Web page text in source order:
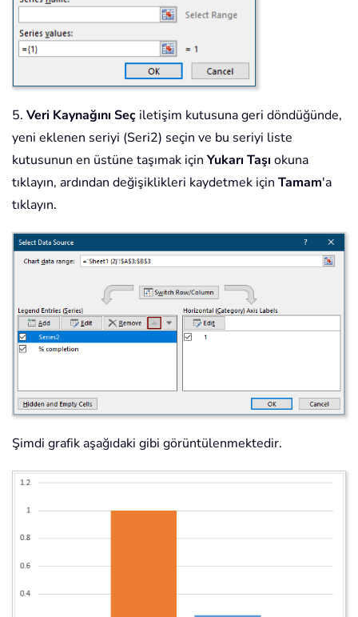
5. Veri Kaynağını Seç iletişim kutusuna geri döndüğünde,
yeni eklenen seriyi (Seri2) seçin ve bu seriyi liste
kutusunun en üstüne taşımak için Yukarı Taşı okuna
tıklayın, ardından değişiklikleri kaydetmek için Tamam'a
tıklayın.
Şimdi grafik aşağıdaki gibi görüntülenmektedir.